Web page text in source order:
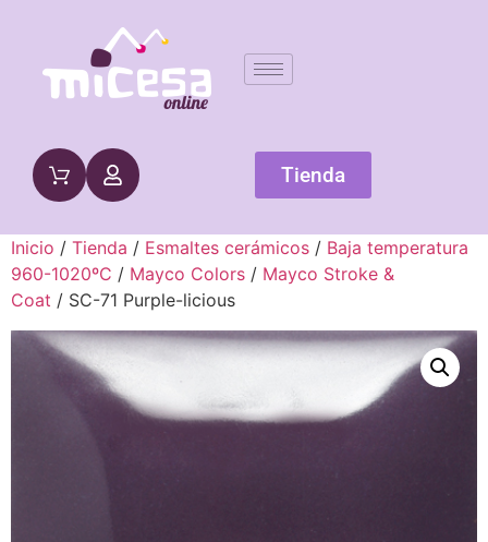
Tienda
Inicio / Tienda / Esmaltes cerámicos / Baja temperatura
960-1020ºC / Mayco Colors / Mayco Stroke &
Coat / SC-71 Purple-licious